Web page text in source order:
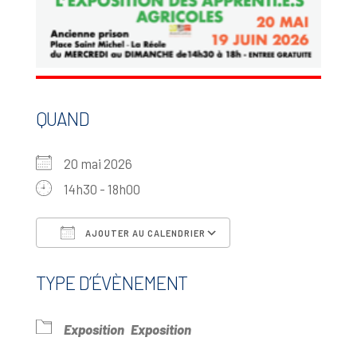
QUAND
20 mai 2026
14h30 - 18h00
AJOUTER AU CALENDRIER
TYPE D’ÉVÈNEMENT
Exposition Exposition